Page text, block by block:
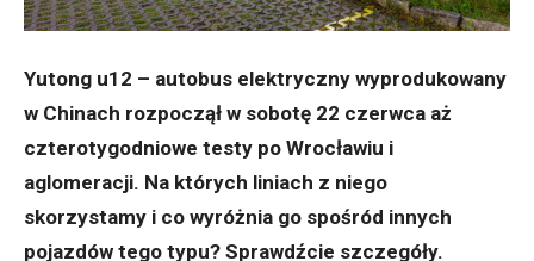
Yutong u12 – autobus elektryczny wyprodukowany
w Chinach rozpoczął w sobotę 22 czerwca aż
czterotygodniowe testy po Wrocławiu i
aglomeracji. Na których liniach z niego
skorzystamy i co wyróżnia go spośród innych
pojazdów tego typu? Sprawdźcie szczegóły.